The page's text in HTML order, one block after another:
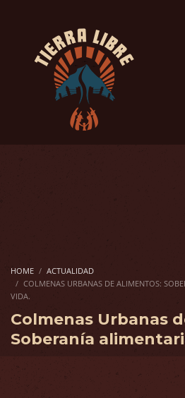
HOME
ACTUALIDAD
COLMENAS URBANAS DE ALIMENTOS:
VIDA.
Colmenas Urbanas
Soberanía